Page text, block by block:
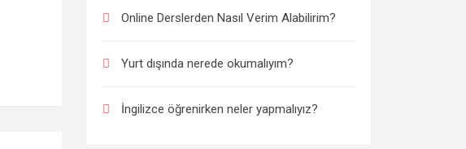
Online Derslerden Nasıl Verim Alabilirim?
Yurt dışında nerede okumalıyım?
İngilizce öğrenirken neler yapmalıyız?